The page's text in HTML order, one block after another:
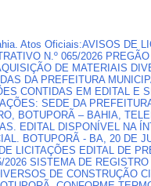
Atos Oficiais:AVISOS DE
N.º 065/2026
DE MATERIAIS
DA PREFEITURA
CONTIDAS EM EDITAL E
SEDE DA
BOTUPORÃ – BAHIA,
EDITAL DISPONÍVEL NA
BOTUPORÃ - BA, 20 DE
LICITAÇÕES EDITAL DE
SISTEMA DE
DE CONSTRUÇÃO